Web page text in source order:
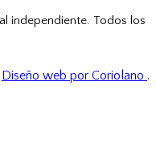
independiente. Todos los
Diseño web por Coriolano .